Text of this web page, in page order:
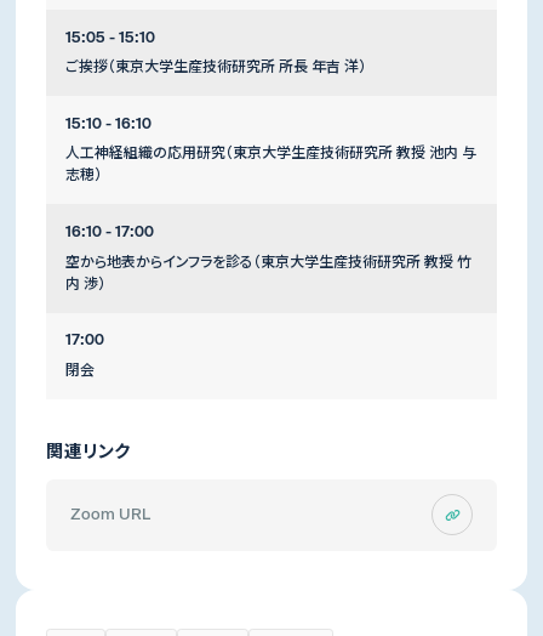
15:05 - 15:10
ご挨拶（東京大学生産技術研究所 所長 年吉 洋）
15:10 - 16:10
人工神経組織の応用研究（東京大学生産技術研究所 教授 池内 与
志穂）
16:10 - 17:00
空から地表からインフラを診る（東京大学生産技術研究所 教授 竹
内 渉）
17:00
閉会
関連リンク
Zoom URL